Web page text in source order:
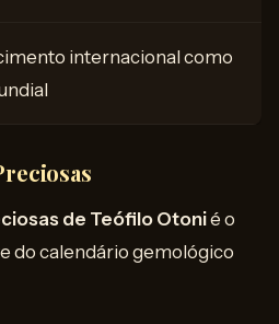
internacional como
de Teófilo Otonié o
do calendário gemológico